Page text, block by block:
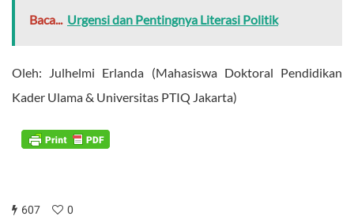
Baca... Urgensi dan Pentingnya Literasi Politik
Oleh: Julhelmi Erlanda (Mahasiswa Doktoral Pendidikan
Kader Ulama & Universitas PTIQ Jakarta)
607 0